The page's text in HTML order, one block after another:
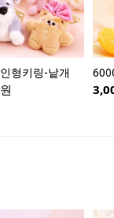
개 6000한라봉